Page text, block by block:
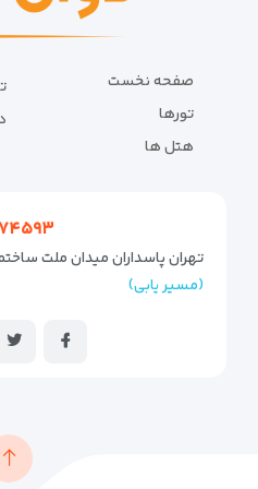
صفحه نخست
تورها
هتل ها
تهران پاسداران میدان ملت ساختمان
(مسیر یابی)